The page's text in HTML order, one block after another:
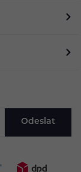
Odeslat